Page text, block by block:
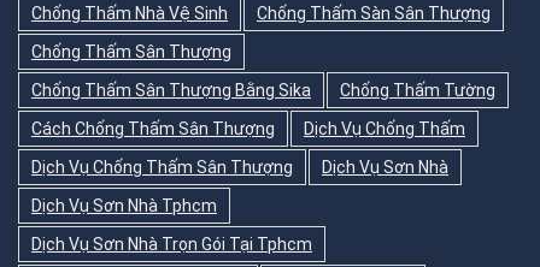
Chống Thấm Nhà Vệ Sinh
Chống Thấm Sàn Sân Thượng
Chống Thấm Sân Thượng
Chống Thấm Sân Thượng Bằng Sika
Chống Thấm Tường
Cách Chống Thấm Sân Thượng
Dịch Vụ Chống Thấm
Dịch Vụ Chống Thấm Sân Thượng
Dịch Vụ Sơn Nhà
Dịch Vụ Sơn Nhà Tphcm
Dịch Vụ Sơn Nhà Trọn Gói Tại Tphcm